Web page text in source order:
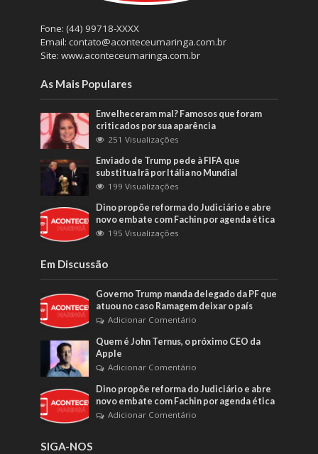
Fone: (44) 99718-XXXX
Email: contato@aconteceumaringa.com.br
Site: www.aconteceumaringa.com.br
As Mais Populares
Envelheceram mal? Famosos que foram
criticados por sua aparência
251 Visualizações
Enviado de Trump pede à FIFA que
substitua Irã por Itália no Mundial
199 Visualizações
Dino propõe reforma do Judiciário e abre
novo embate com Fachin por agenda ética
195 Visualizações
Em Discussão
Governo Trump manda delegado da PF que
atuou no caso Ramagem deixar o país
Adicionar Comentário
Quem é John Ternus, o próximo CEO da
Apple
Adicionar Comentário
Dino propõe reforma do Judiciário e abre
novo embate com Fachin por agenda ética
Adicionar Comentário
SIGA-NOS